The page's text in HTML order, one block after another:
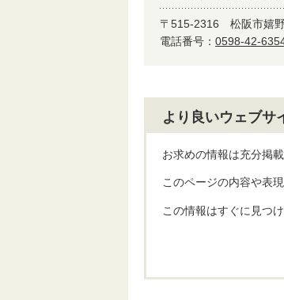
〒515-2316 松阪市嬉
電話番号： 0598-42-
より良いウェブサ
お求めの情報は充分掲
このページの内容や表
この情報はすぐに見つ